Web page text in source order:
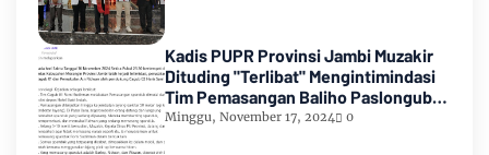
Kadis PUPR Provinsi Jambi Muzakir
Dituding "Terlibat" Mengintimindasi
Tim Pemasangan Baliho Paslongub
Romi-Sudirman
Minggu, November 17, 2024 0